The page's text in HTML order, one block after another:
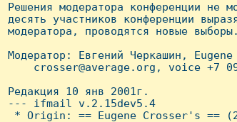
Решения модератора конференции не
десять участников конференции
модератора, проводятся новые выборы.
Модератор: Евгений Черкашин,
crosser@average.org, voice +7
Редакция 10 янв 2001г.
--- ifmail v.2.15dev5.4
* Origin: == Eugene Crosser's ==